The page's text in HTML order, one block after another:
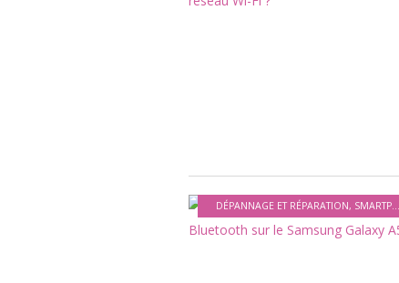
DÉPANNAGE ET RÉPARATION, SMARTPHONES ET APPAREILS MOBILES